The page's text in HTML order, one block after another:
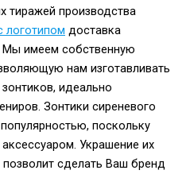
тиражей производства
логотипом доставка
Мы имеем собственную
нам изготавливать
идеально
Зонтики сиреневого
поскольку
Украшение их
сделать Ваш бренд